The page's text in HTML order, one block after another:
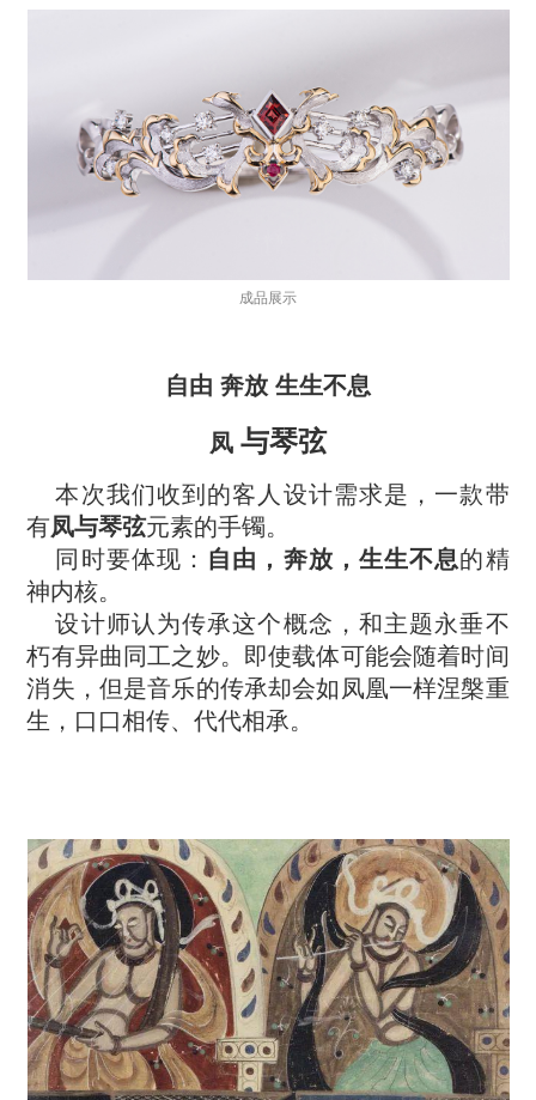
成品展示
自由 奔放 生生不息
凤 与琴弦
本次我们收到的客人设计需求是，一款带
有凤与琴弦元素的手镯。
同时要体现： 自由，奔放，生生不息的精
神内核。
设计师认为传承这个概念，和主题永垂不
朽有异曲同工之妙。即使载体可能会随着时间
消失，但是音乐的传承却会如凤凰一样涅槃重
生，口口相传、代代相承。